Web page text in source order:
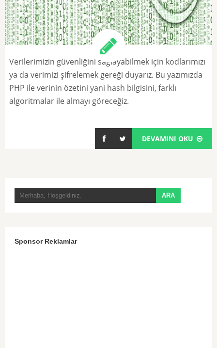
Verilerimizin güvenliğini sağlayabilmek için kodlarımızı
ya da verimizi şifrelemek gereği duyarız. Bu yazımızda
PHP ile verinin özetini yani hash bilgisini, farklı
algoritmalar ile almayı göreceğiz.
DEVAMINI OKU
Sponsor Reklamlar